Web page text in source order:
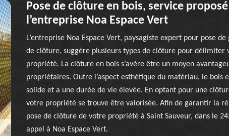
Pose de clôture en bois, service
l’entreprise Noa Espace Vert
L’entreprise Noa Espace Vert, paysagiste expert pour pose
de clôture, suggère plusieurs types de clôture pour délimiter
propriété. La clôture en bois s’avère être un moyen
propriétaires. Outre l’aspect esthétique du matériau, le bois
solide et a une durée de vie élevée. En optant pour une
votre propriété se trouve être valorisée. Afin de garantir la
pose de clôture de votre propriété à Saint Sauveur, dans le
appel à Noa Espace Vert.